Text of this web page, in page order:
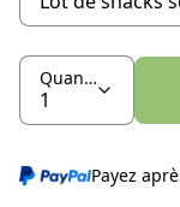
Quantité
Payez